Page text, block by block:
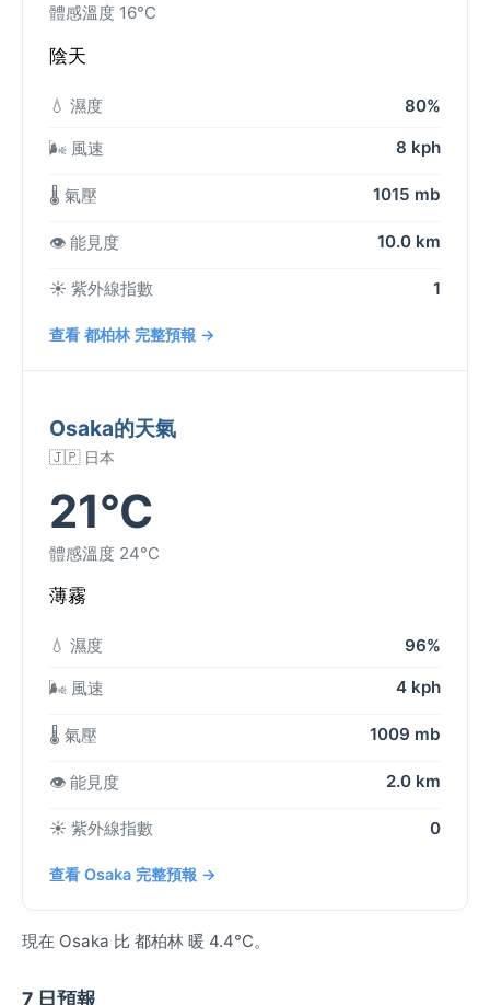
體感溫度 16°C
陰天
💧 濕度 80%
🌬️ 風速 8 kph
🌡️ 氣壓 1015 mb
👁️ 能見度 10.0 km
☀️ 紫外線指數 1
查看 都柏林 完整預報 →
Osaka的天氣
🇯🇵 日本
21°C
體感溫度 24°C
薄霧
💧 濕度 96%
🌬️ 風速 4 kph
🌡️ 氣壓 1009 mb
👁️ 能見度 2.0 km
☀️ 紫外線指數 0
查看 Osaka 完整預報 →
現在 Osaka 比 都柏林 暖 4.4°C。
7 日預報